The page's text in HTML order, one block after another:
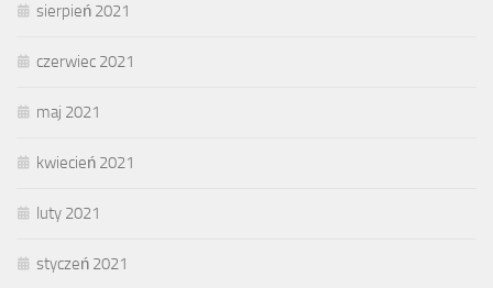
sierpień 2021
czerwiec 2021
maj 2021
kwiecień 2021
luty 2021
styczeń 2021